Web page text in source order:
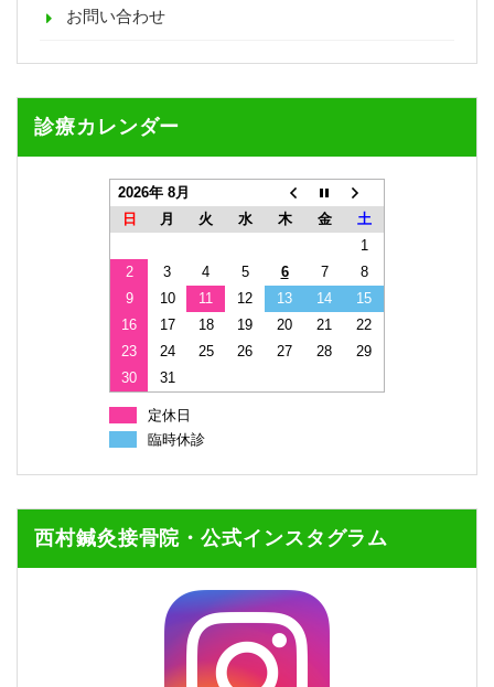
お問い合わせ
診療カレンダー
2026年 8月
日
月 火 水 木 金
土
1
2
3 4 5 6 7
8
9
10 11 12 13 14
15
16
17 18 19 20 21
22
23
24 25 26 27 28
29
30
31
定休日
臨時休診
西村鍼灸接骨院・公式インスタグラム